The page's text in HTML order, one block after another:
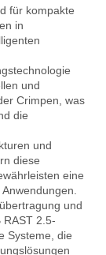
für kompakte
in
und
Crimpen, was
die
und
diese
eine
und
RAST 2.5-
Systeme, die